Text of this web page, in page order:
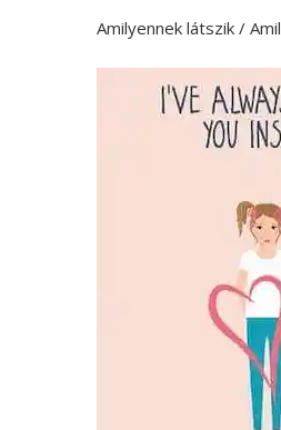
Amilyennek látszik /